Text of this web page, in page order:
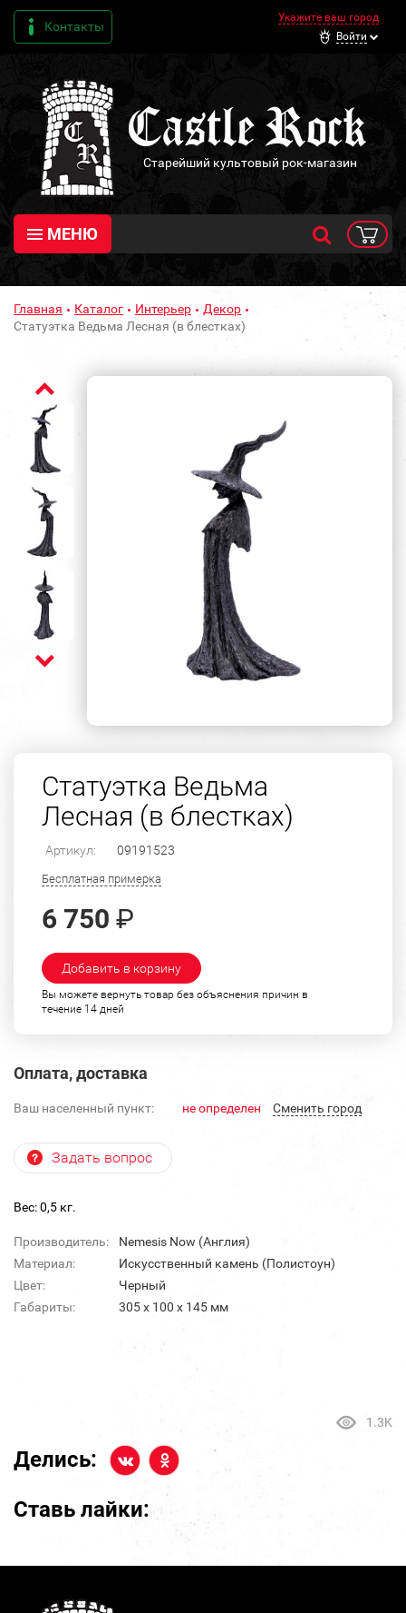
Контакты
Укажите ваш город
Войти
Старейший культовый рок-магазин
МЕНЮ
Главная Каталог Интерьер
Декор
Статуэтка Ведьма Лесная (в блестках)
Статуэтка Ведьма
Лесная (в блестках)
Артикул: 09191523
Бесплатная примерка
6 750 ₽
Добавить в корзину
Вы можете вернуть товар без объяснения причин в
течение 14 дней
Оплата, доставка
Ваш населенный пункт: не определен Cменить город
Задать вопрос
Вес: 0,5 кг.
Производитель:
Nemesis Now (Англия)
Материал:
Искусственный камень (Полистоун)
Цвет:
Черный
Габариты:
305 х 100 х 145 мм
1.3K
Делись:
Ставь лайки: